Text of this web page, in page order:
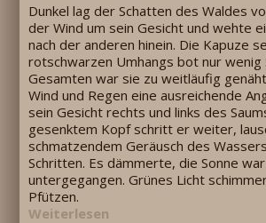
Dunkel lag der Schatten des Waldes
der Wind um sein Gesicht und wehte
nach der anderen hinein. Die Kapuze
rotschwarzen Umhangs bot nur wenig
Gesamten war sie zu weitläufig
Wind und Regen eine ausreichende
sein Gesicht rechts und links des
gesenktem Kopf schritt er weiter,
schmatzendem Geräusch des
Schritten. Es dämmerte, die Sonne
untergegangen. Grünes Licht
Pfützen.
Weiterlesen